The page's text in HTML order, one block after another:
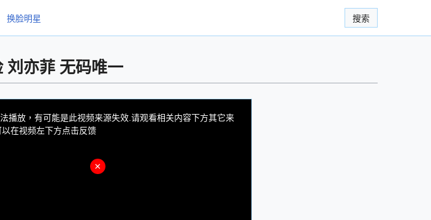
换脸明星 搜索
明星Al l换脸 刘亦菲 无码唯一
播放，有可能是此视频来源失效.请观看相关内容下方其它来
在视频左下方点击反馈
×